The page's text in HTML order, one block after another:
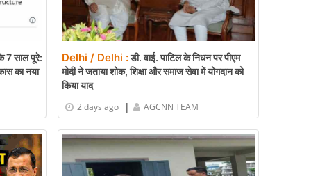
साल पूरे:
का नया
Delhi / Delhi :डी. वाई. पाटिल के निधन पर पीएम
मोदी ने जताया शोक, शिक्षा और समाज सेवा में योगदान को
किया याद
2 days ago
| AGCNN TEAM